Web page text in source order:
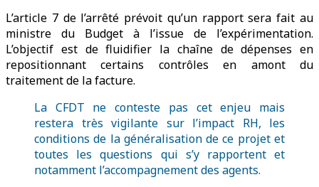
L’article 7 de l’arrêté prévoit qu’un rapport sera fait au
ministre du Budget à l’issue de l’expérimentation.
L’objectif est de fluidifier la chaîne de dépenses en
repositionnant certains contrôles en amont du
traitement de la facture.
La CFDT ne conteste pas cet enjeu mais
restera très vigilante sur l’impact RH, les
conditions de la généralisation de ce projet et
toutes les questions qui s’y rapportent et
notamment l’accompagnement des agents.